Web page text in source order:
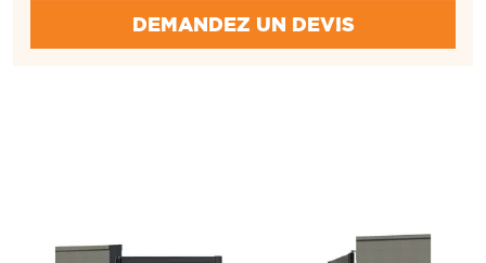
DEMANDEZ UN DEVIS